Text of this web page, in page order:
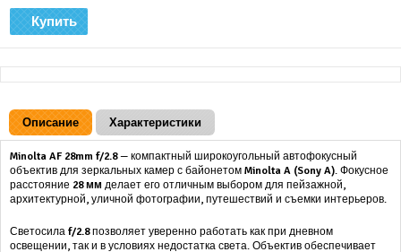
Описание Характеристики
Minolta AF 28mm f/2.8— компактный широкоугольный автофокусный
объектив для зеркальных камер с байонетом Minolta A (Sony A). Фокусное
расстояние 28 мм делает его отличным выбором для пейзажной,
архитектурной, уличной фотографии, путешествий и съемки интерьеров.
Светосила f/2.8позволяет уверенно работать как при дневном
освещении, так и в условиях недостатка света. Объектив обеспечивает